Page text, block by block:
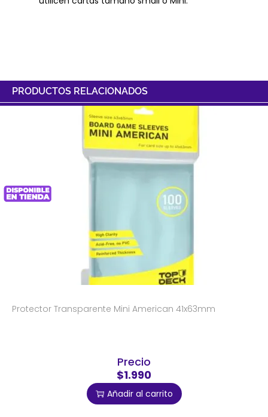
PRODUCTOS RELACIONADOS
Protector Transparente Mini American 41x63mm
Precio
$1.990
Añadir al carrito